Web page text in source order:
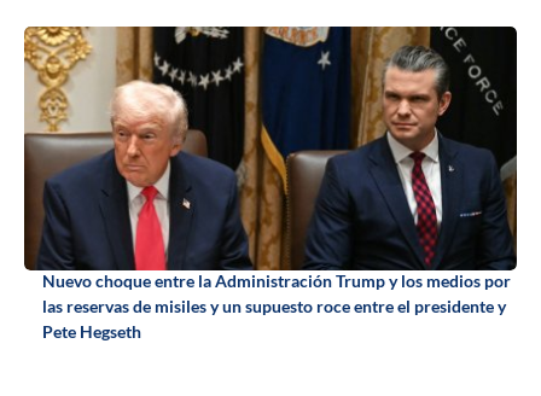
Nuevo choque entre la Administración Trump y los medios por
las reservas de misiles y un supuesto roce entre el presidente y
Pete Hegseth